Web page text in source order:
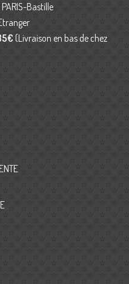
PARIS-Bastille
(Livraison en bas de chez